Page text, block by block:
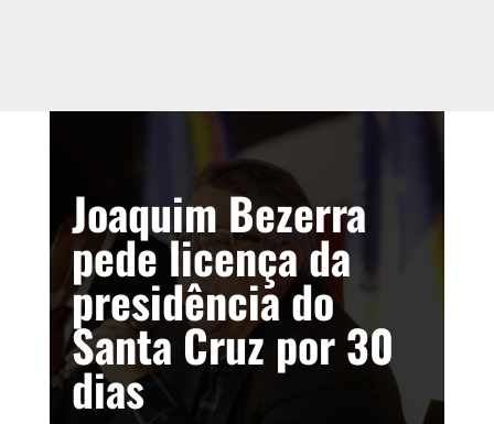
Joaquim Bezerra
pede licença da
presidência do
Santa Cruz por 30
dias